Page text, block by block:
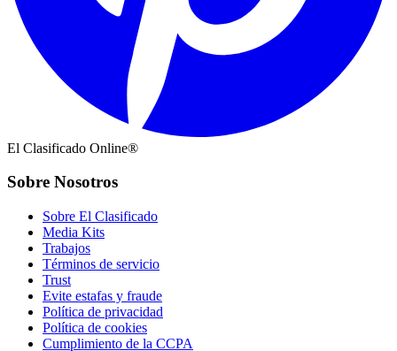
El Clasificado Online®
Sobre Nosotros
Sobre El Clasificado
Media Kits
Trabajos
Términos de servicio
Trust
Evite estafas y fraude
Política de privacidad
Política de cookies
Cumplimiento de la CCPA